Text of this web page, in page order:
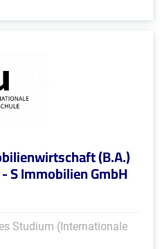
(B.A.)
S Immobilien GmbH
Studium (Internationale